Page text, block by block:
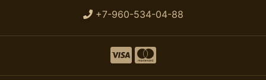
+7-960-534-04-88